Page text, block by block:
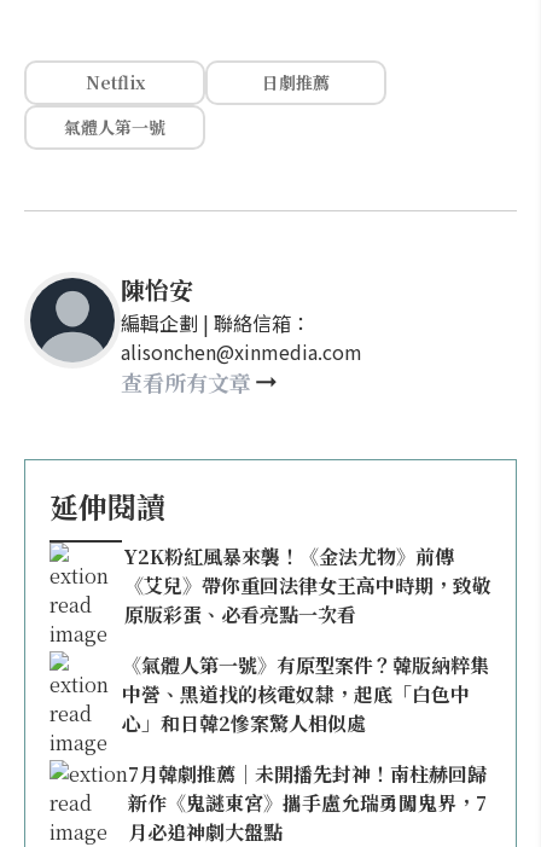
Netflix
日劇推薦
氣體人第一號
陳怡安
編輯企劃 | 聯絡信箱：
alisonchen@xinmedia.com
查看所有文章
延伸閱讀
Y2K粉紅風暴來襲！《金法尤物》前傳
《艾兒》帶你重回法律女王高中時期，致敬
原版彩蛋、必看亮點一次看
《氣體人第一號》有原型案件？韓版納粹集
中營、黑道找的核電奴隸，起底「白色中
心」和日韓2慘案驚人相似處
7月韓劇推薦｜未開播先封神！南柱赫回歸
新作《鬼謎東宮》攜手盧允瑞勇闖鬼界，7
月必追神劇大盤點